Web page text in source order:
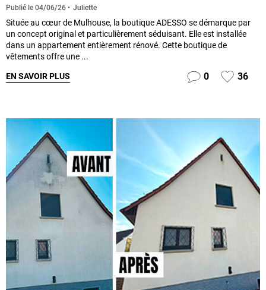
Publié le 04/06/26 Juliette
Située au cœur de Mulhouse, la boutique ADESSO se démarque par
un concept original et particulièrement séduisant. Elle est installée
dans un appartement entièrement rénové. Cette boutique de
vêtements offre une ...
EN SAVOIR PLUS 0 36